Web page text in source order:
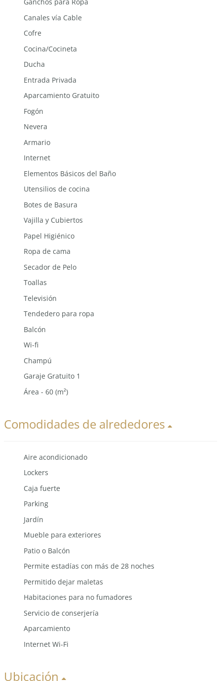
Canales vía Cable
Cofre
Cocina/Cocineta
Ducha
Entrada Privada
Aparcamiento Gratuito
Fogón
Nevera
Armario
Internet
Elementos Básicos del Baño
Utensilios de cocina
Botes de Basura
Vajilla y Cubiertos
Papel Higiénico
Ropa de cama
Secador de Pelo
Toallas
Televisión
Tendedero para ropa
Balcón
Wi-fi
Champú
Garaje Gratuito 1
Área - 60 (m²)
Comodidades de alrededores
Aire acondicionado
Lockers
Caja fuerte
Parking
Jardín
Mueble para exteriores
Patio o Balcón
Permite estadías con más de 28 noches
Permitido dejar maletas
Habitaciones para no fumadores
Servicio de conserjería
Aparcamiento
Internet Wi-Fi
Ubicación